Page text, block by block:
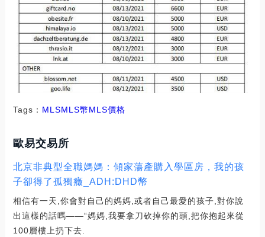
Tags： MLSMLS幣MLS價格
歐易交易所
北京非典型全職媽媽：傾家蕩產購入學區房，我的孩
子卻得了孤獨癥_ADH:DHD幣
相信有一天,你會對自己的媽媽,或者自己最愛的孩子,對你說
出這樣的話嗎——“媽媽,我要拿刀砍掉你的頭,把你抱起來從
100層樓上扔下去.